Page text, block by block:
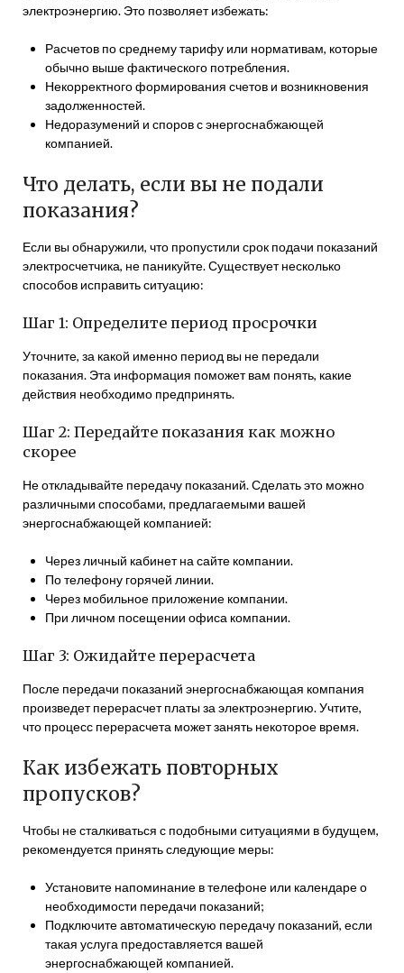
электроэнергию. Это позволяет избежать:
Расчетов по среднему тарифу или нормативам, которые
обычно выше фактического потребления.
Некорректного формирования счетов и возникновения
задолженностей.
Недоразумений и споров с энергоснабжающей
компанией.
Что делать, если вы не подали
показания?
Если вы обнаружили, что пропустили срок подачи показаний
электросчетчика, не паникуйте. Существует несколько
способов исправить ситуацию:
Шаг 1: Определите период просрочки
Уточните, за какой именно период вы не передали
показания. Эта информация поможет вам понять, какие
действия необходимо предпринять.
Шаг 2: Передайте показания как можно
скорее
Не откладывайте передачу показаний. Сделать это можно
различными способами, предлагаемыми вашей
энергоснабжающей компанией:
Через личный кабинет на сайте компании.
По телефону горячей линии.
Через мобильное приложение компании.
При личном посещении офиса компании.
Шаг 3: Ожидайте перерасчета
После передачи показаний энергоснабжающая компания
произведет перерасчет платы за электроэнергию. Учтите,
что процесс перерасчета может занять некоторое время.
Как избежать повторных
пропусков?
Чтобы не сталкиваться с подобными ситуациями в будущем,
рекомендуется принять следующие меры:
Установите напоминание в телефоне или календаре о
необходимости передачи показаний;
Подключите автоматическую передачу показаний, если
такая услуга предоставляется вашей
энергоснабжающей компанией.